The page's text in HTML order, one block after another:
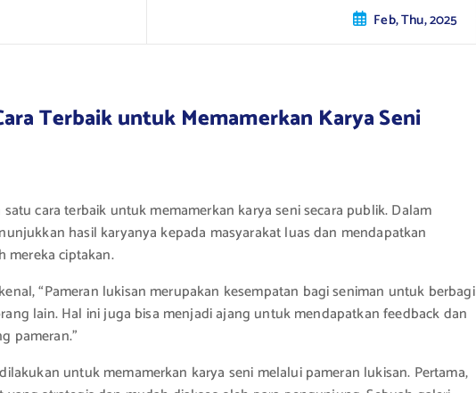
Feb, Thu, 2025
Terbaik untuk Memamerkan Karya Seni
cara terbaik untuk memamerkan karya seni secara publik. Dalam
hasil karyanya kepada masyarakat luas dan mendapatkan
mereka ciptakan.
“Pameran lukisan merupakan kesempatan bagi seniman untuk berbagi
lain. Hal ini juga bisa menjadi ajang untuk mendapatkan feedback dan
pameran.”
untuk memamerkan karya seni melalui pameran lukisan. Pertama,